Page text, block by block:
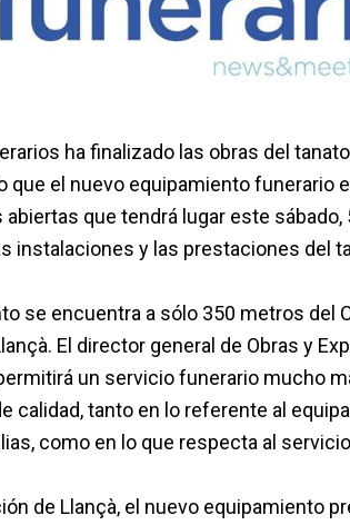
ha finalizado las obras del
que el nuevo equipamiento
abiertas que tendrá lugar este
instalaciones y las prestaciones del
se encuentra a sólo 350 metros del
El director general de Obras y
un servicio funerario mucho
calidad, tanto en lo referente al
como en lo que respecta al
de Llançà, el nuevo equipamiento